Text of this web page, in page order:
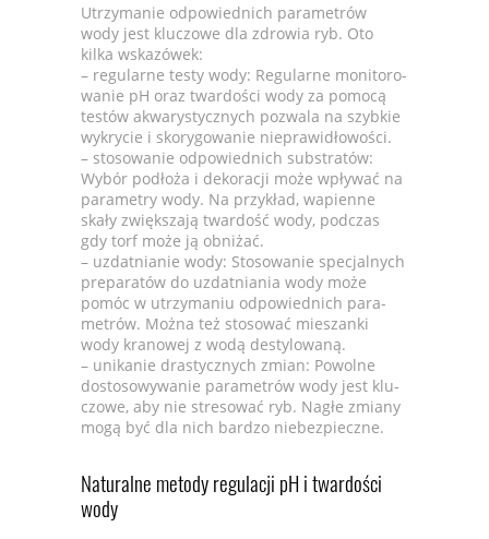
Utrzy­ma­nie odpo­wied­nich para­me­trów
wody jest klu­czowe dla zdro­wia ryb. Oto
kilka wska­zó­wek:
– regu­larne testy wody: Regu­larne moni­to­ro­
wa­nie pH oraz twar­do­ści wody za pomocą
testów akwa­ry­stycznych pozwala na szyb­kie
wykry­cie i sko­ry­go­wa­nie nie­pra­wi­dło­wo­ści.
– sto­so­wa­nie odpo­wied­nich sub­stra­tów:
Wybór podłoża i deko­ra­cji może wpły­wać na
para­me­try wody. Na przy­kład, wapienne
skały zwięk­szają twar­dość wody, pod­czas
gdy torf może ją obni­żać.
– uzdat­nia­nie wody: Sto­so­wa­nie spe­cjal­nych
pre­pa­ra­tów do uzdat­nia­nia wody może
pomóc w utrzy­ma­niu odpo­wied­nich para­
me­trów. Można też sto­so­wać mie­szanki
wody kra­no­wej z wodą desty­lo­waną.
– uni­ka­nie dra­stycz­nych zmian: Powolne
dosto­so­wy­wa­nie para­me­trów wody jest klu­
czowe, aby nie stre­so­wać ryb. Nagłe zmiany
mogą być dla nich bar­dzo nie­bez­pieczne.
Natu­ralne metody regu­la­cji pH i twar­do­ści
wody